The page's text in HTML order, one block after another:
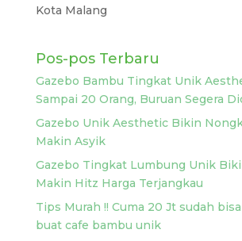
Kota Malang
Pos-pos Terbaru
Gazebo Bambu Tingkat Unik
Sampai 20 Orang, Buruan Segera
Gazebo Unik Aesthetic Bikin
Makin Asyik
Gazebo Tingkat Lumbung Unik
Makin Hitz Harga Terjangkau
Tips Murah !! Cuma 20 Jt sudah
buat cafe bambu unik